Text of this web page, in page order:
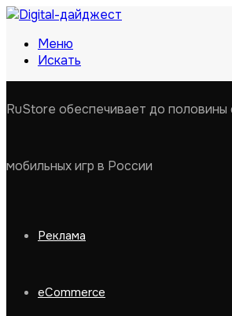
Меню
Искать
RuStore обеспечивает до половины
мобильных игр в России
Реклама
eCommerce